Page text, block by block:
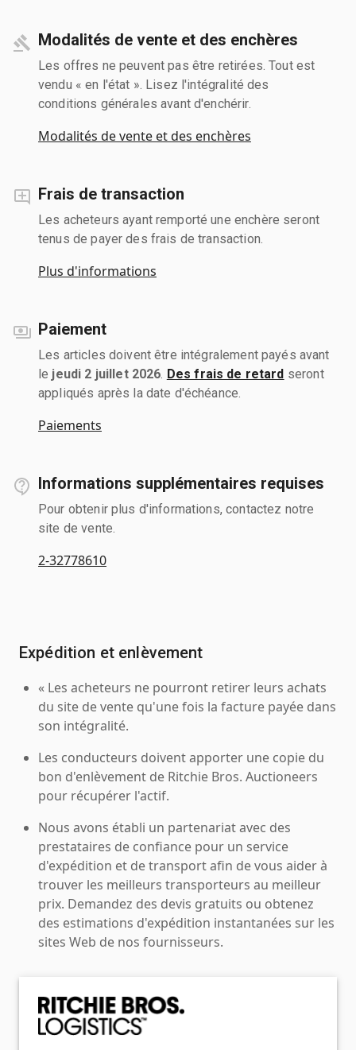
Modalités de vente et des enchères
Les offres ne peuvent pas être retirées. Tout est
vendu « en l'état ». Lisez l'intégralité des
conditions générales avant d'enchérir.
Modalités de vente et des enchères
Frais de transaction
Les acheteurs ayant remporté une enchère seront
tenus de payer des frais de transaction.
Plus d'informations
Paiement
Les articles doivent être intégralement payés avant
le jeudi 2 juillet 2026 Des frais de retard seront
appliqués après la date d'échéance.
Paiements
Informations supplémentaires requises
Pour obtenir plus d'informations, contactez notre
site de vente.
2-32778610
Expédition et enlèvement
« Les acheteurs ne pourront retirer leurs achats
du site de vente qu'une fois la facture payée dans
son intégralité.
Les conducteurs doivent apporter une copie du
bon d'enlèvement de Ritchie Bros. Auctioneers
pour récupérer l'actif.
Nous avons établi un partenariat avec des
prestataires de confiance pour un service
d'expédition et de transport afin de vous aider à
trouver les meilleurs transporteurs au meilleur
prix. Demandez des devis gratuits ou obtenez
des estimations d'expédition instantanées sur les
sites Web de nos fournisseurs.